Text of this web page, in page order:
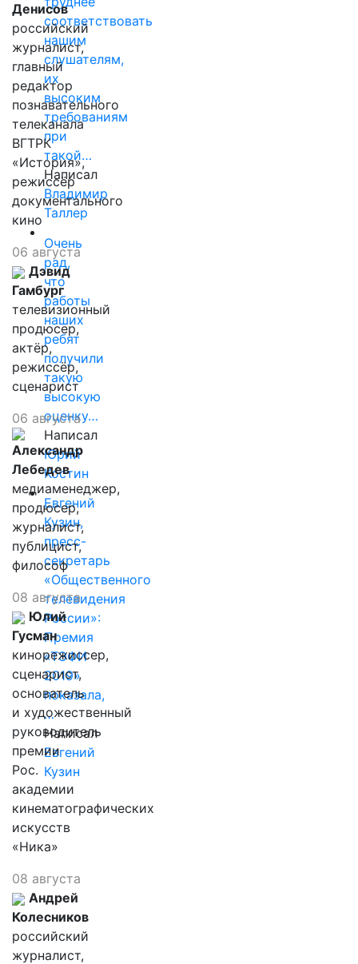
соответствовать
нашим
слушателям,
их
высоким
требованиям
при
такой…
Написал
Владимир
Таллер
Очень
рад,
что
работы
наших
ребят
получили
такую
высокую
оценку…
Написал
Юрий
Костин
Евгений
Кузин,
пресс-
секретарь
«Общественного
телевидения
России»:
Премия
«ТЭФИ
2019»
показала,
…
Написал
Евгений
Кузин
Денисов
российский
журналист,
главный
редактор
познавательного
телеканала
ВГТРК
«История»,
режиссёр
документального
кино
06 августа
Дэвид
Гамбург
телевизионный
продюсер,
актёр,
режиссёр,
сценарист
06 августа
Александр
Лебедев
медиаменеджер,
продюсер,
журналист,
публицист,
философ
08 августа
Юлий
Гусман
кинорежиссер,
сценарист,
основатель
и художественный
руководитель
премии
Рос.
академии
кинематографических
искусств
«Ника»
08 августа
Андрей
Колесников
российский
журналист,